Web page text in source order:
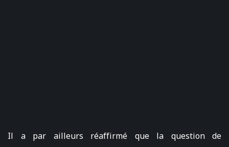
Il a par ailleurs réaffirmé que la question de